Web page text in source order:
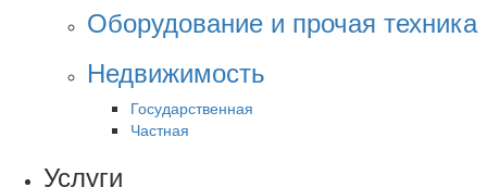
Оборудование и прочая техника
Недвижимость
Государственная
Частная
Услуги